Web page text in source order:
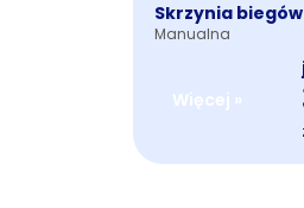
Skrzynia biegów
Manualna
Więcej »